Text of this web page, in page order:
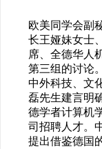
欧美同学会副
长王娅妹女士
席、全德华人
第三组的讨论
中外科技、文
磊先生建言明
德学者计算机
司招聘人才。
提出借鉴德国